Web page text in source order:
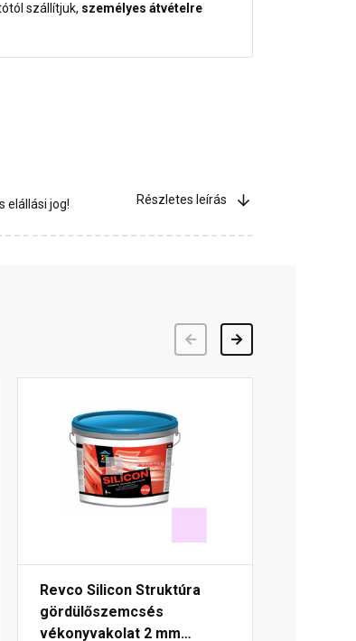
szállítjuk, személyes átvételre
elállási jog!
Részletes leírás
Revco Silicon Struktúra
gördülőszemcsés
vékonyvakolat 2 mm